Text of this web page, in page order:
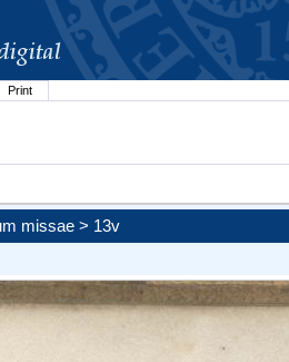
Print